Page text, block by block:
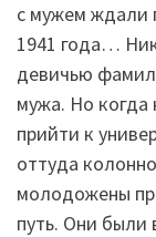
с мужем ждали
1941 года…
девичью
мужа. Но когда
прийти к
оттуда
молодожены
путь. Они были